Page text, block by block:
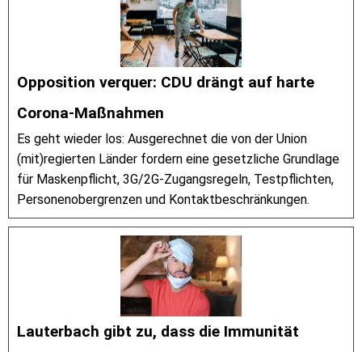
Opposition verquer: CDU drängt auf harte
Corona-Maßnahmen
Es geht wieder los: Ausgerechnet die von der Union
(mit)regierten Länder fordern eine gesetzliche Grundlage
für Maskenpflicht, 3G/2G-Zugangsregeln, Testpflichten,
Personenobergrenzen und Kontaktbeschränkungen.
Lauterbach gibt zu, dass die Immunität